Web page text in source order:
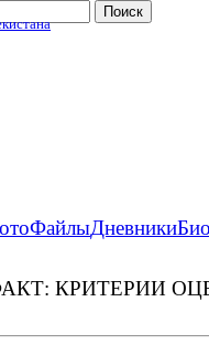
ФайлыДневники
КРИТЕРИИ